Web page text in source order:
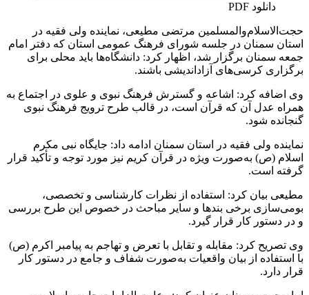
دانلود PDF
حجت‌الاسلام‌والمسلمین مرتضی مطیعی، نماینده ولی فقیه در
استان سمنان در جلسه شورای فرهنگ عمومی استان که دفتر امام
جمعه سمنان برگزار شد، اظهار کرد: دانشگاه‌ها باید محلی برای
برگزاری کرسی‌های آزاداندیشی باشند.
وی اضافه کرد: اشاعه و گسترش فرهنگ نبوی و علوی در اجتماع به
همراه عدل آن که قرآن است، در قالب طرح ترویج فرهنگ نبوی
گنجانده شود.
نماینده ولی فقیه در استان سمنان ادامه داد: جایگاه نبی مکرم
اسلام (ص) به‌صورت ویژه در قرآن کریم نیز مورد توجه و تأکید قرار
گرفته است.
مطیعی بیان کرد: استفاده از نظرات کارشناسی و تخصصی،
بومی‌سازی برخی بندها و سایر مباحث در خصوص این طرح بررسی
و در دستور کار قرار گیرد.
وی تصریح کرد: مقابله و تقابل با تعرض و تهاجم به پیامبر اکرم (ص)
با استفاده از بیان واقعیات به‌صورت شفاف و جامع در دستور کار
قرار دارد.